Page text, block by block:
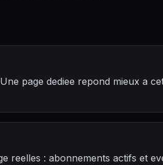
page dediee repond mieux a
reelles : abonnements actifs et